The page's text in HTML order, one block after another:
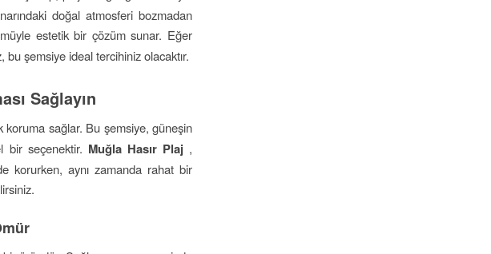
doğal atmosferi bozmadan
estetik bir çözüm sunar. Eğer
şemsiye ideal tercihiniz olacaktır.
Sağlayın
koruma sağlar. Bu şemsiye, güneşin
bir seçenektir. Muğla Hasır Plaj ,
korurken, aynı zamanda rahat bir